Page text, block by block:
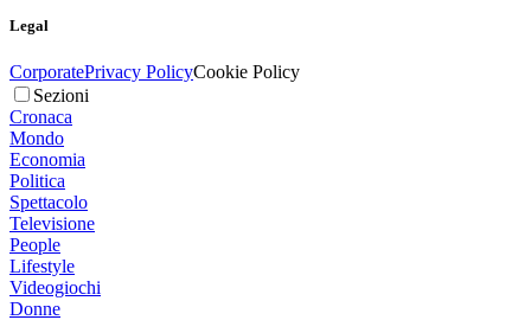
Legal
CorporatePrivacy PolicyCookie Policy
Sezioni
Cronaca
Mondo
Economia
Politica
Spettacolo
Televisione
People
Lifestyle
Videogiochi
Donne